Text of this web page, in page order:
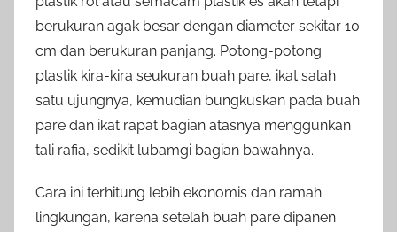
berukuran agak besar dengan diameter sekitar 10
cm dan berukuran panjang. Potong-potong
plastik kira-kira seukuran buah pare, ikat salah
satu ujungnya, kemudian bungkuskan pada buah
pare dan ikat rapat bagian atasnya menggunkan
tali rafia, sedikit lubamgi bagian bawahnya.
Cara ini terhitung lebih ekonomis dan ramah
lingkungan, karena setelah buah pare dipanen